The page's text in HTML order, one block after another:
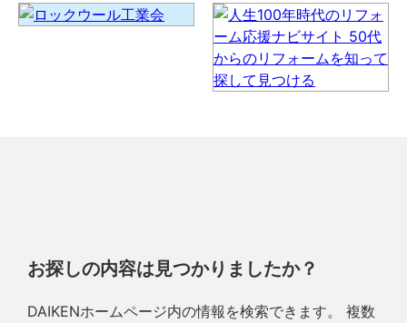
お探しの内容は見つかりましたか？
DAIKENホームページ内の情報を検索できます。 複数